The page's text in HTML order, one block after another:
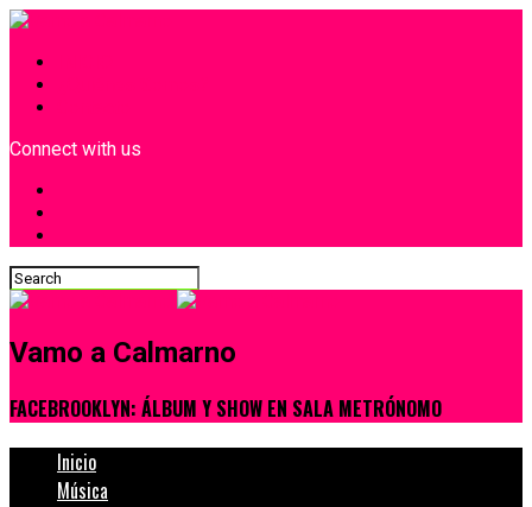
Connect with us
Vamo a Calmarno
FACEBROOKLYN: ÁLBUM Y SHOW EN SALA METRÓNOMO
Inicio
Música